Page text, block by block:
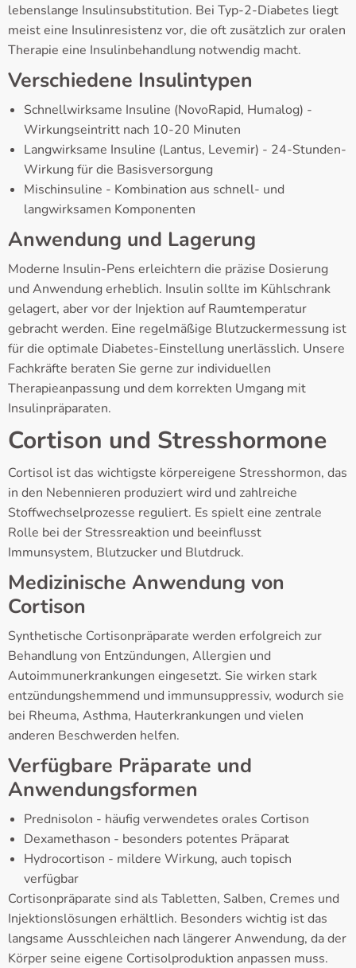
lebenslange Insulinsubstitution. Bei Typ-2-Diabetes liegt
meist eine Insulinresistenz vor, die oft zusätzlich zur oralen
Therapie eine Insulinbehandlung notwendig macht.
Verschiedene Insulintypen
Schnellwirksame Insuline (NovoRapid, Humalog) -
Wirkungseintritt nach 10-20 Minuten
Langwirksame Insuline (Lantus, Levemir) - 24-Stunden-
Wirkung für die Basisversorgung
Mischinsuline - Kombination aus schnell- und
langwirksamen Komponenten
Anwendung und Lagerung
Moderne Insulin-Pens erleichtern die präzise Dosierung
und Anwendung erheblich. Insulin sollte im Kühlschrank
gelagert, aber vor der Injektion auf Raumtemperatur
gebracht werden. Eine regelmäßige Blutzuckermessung ist
für die optimale Diabetes-Einstellung unerlässlich. Unsere
Fachkräfte beraten Sie gerne zur individuellen
Therapieanpassung und dem korrekten Umgang mit
Insulinpräparaten.
Cortison und Stresshormone
Cortisol ist das wichtigste körpereigene Stresshormon, das
in den Nebennieren produziert wird und zahlreiche
Stoffwechselprozesse reguliert. Es spielt eine zentrale
Rolle bei der Stressreaktion und beeinflusst
Immunsystem, Blutzucker und Blutdruck.
Medizinische Anwendung von
Cortison
Synthetische Cortisonpräparate werden erfolgreich zur
Behandlung von Entzündungen, Allergien und
Autoimmunerkrankungen eingesetzt. Sie wirken stark
entzündungshemmend und immunsuppressiv, wodurch sie
bei Rheuma, Asthma, Hauterkrankungen und vielen
anderen Beschwerden helfen.
Verfügbare Präparate und
Anwendungsformen
Prednisolon - häufig verwendetes orales Cortison
Dexamethason - besonders potentes Präparat
Hydrocortison - mildere Wirkung, auch topisch
verfügbar
Cortisonpräparate sind als Tabletten, Salben, Cremes und
Injektionslösungen erhältlich. Besonders wichtig ist das
langsame Ausschleichen nach längerer Anwendung, da der
Körper seine eigene Cortisolproduktion anpassen muss.